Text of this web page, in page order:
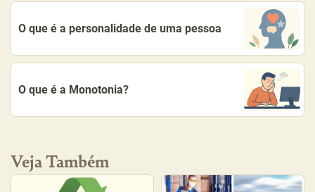
O que é a personalidade de uma pessoa
O que é a Monotonia?
Veja Também